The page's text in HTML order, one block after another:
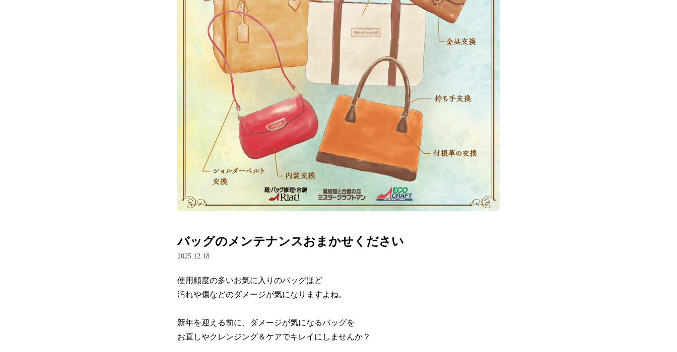
バッグのメンテナンスおまかせください
2025.12.18
使用頻度の多いお気に入りのバッグほど
汚れや傷などのダメージが気になりますよね。
新年を迎える前に、ダメージが気になるバッグを
お直しやクレンジング＆ケアでキレイにしませんか？